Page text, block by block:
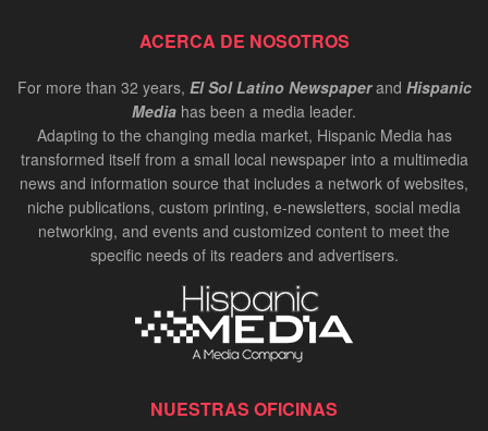
ACERCA DE NOSOTROS
For more than 32 years, El Sol Latino Newspaperand Hispanic
Media has been a media leader.
Adapting to the changing media market, Hispanic Media has
transformed itself from a small local newspaper into a multimedia
news and information source that includes a network of websites,
niche publications, custom printing, e-newsletters, social media
networking, and events and customized content to meet the
specific needs of its readers and advertisers.
NUESTRAS OFICINAS